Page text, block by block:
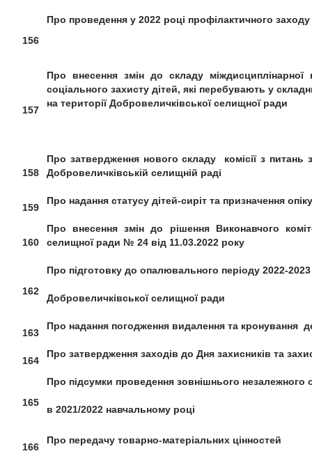
156
Про проведення у 2022 році профілактичного заходу
157
Про внесення змін до складу міждисциплінарної
соціального захисту дітей, які перебувають у
на території Добровеличківської селищної ради
158
Про затвердження нового складу комісії з питань
Добровеличківській селищній раді
159
Про надання статусу дітей-сиріт та призначення
160
Про внесення змін до рішення Виконавчого
селищної ради № 24 від 11.03.2022 року
162
Про підготовку до опалювального періоду 2022-
Добровеличківської селищної ради
163
Про надання погодження видалення та кронування
164
Про затвердження заходів до Дня захисників та
165
Про підсумки проведення зовнішнього незалежного
в 2021/2022 навчальному році
166
Про передачу товарно-матеріальних цінностей